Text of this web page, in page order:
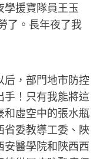
學援寶隊員王玉
了。長年夜了我
，部門地市防控
！只有我能將這
和虛空中的張水瓶
省委教導工委、陜
安醫學院和陜西西